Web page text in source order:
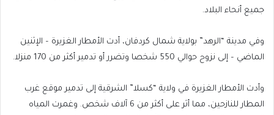
جميع أنحاء البلاد.
وفي مدينة “الرهد” بولاية شمال كردفان، أدت الأمطار الغزيرة – الإثنين
الماضي – إلى نزوح حوالي 550 شخصا وتضرر أو تدمير أكثر من 170 منزلا.
وأدت الأمطار الغزيرة في ولاية “كسلا” الشرقية إلى تدمير موقع غرب
المطار للنازحين، مما أثر على أكثر من 6 آلاف شخص. وغمرت المياه